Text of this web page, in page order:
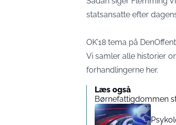
statsansatte efter
OK’18 tema på
Vi samler alle historier
forhandlingerne her.
Læs også
Børnefattigdommen